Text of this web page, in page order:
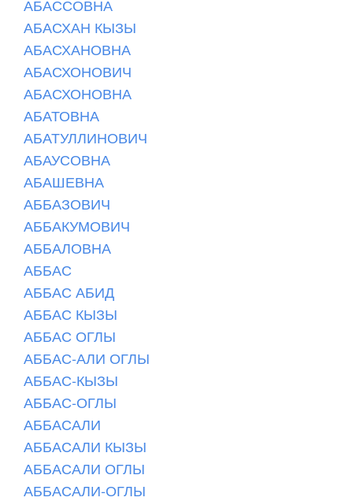
АБАССОВНА
АБАСХАН КЫЗЫ
АБАСХАНОВНА
АБАСХОНОВИЧ
АБАСХОНОВНА
АБАТОВНА
АБАТУЛЛИНОВИЧ
АБАУСОВНА
АБАШЕВНА
АББАЗОВИЧ
АББАКУМОВИЧ
АББАЛОВНА
АББАС
АББАС АБИД
АББАС КЫЗЫ
АББАС ОГЛЫ
АББАС-АЛИ ОГЛЫ
АББАС-КЫЗЫ
АББАС-ОГЛЫ
АББАСАЛИ
АББАСАЛИ КЫЗЫ
АББАСАЛИ ОГЛЫ
АББАСАЛИ-ОГЛЫ